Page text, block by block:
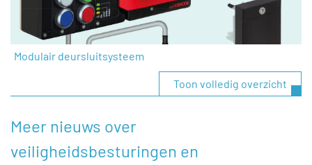
Modulair deursluitsysteem
Toon volledig overzicht
Meer nieuws over
veiligheidsbesturingen en